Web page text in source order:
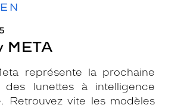
META
représente la prochaine
des lunettes à intelligence
Retrouvez vite les modèles